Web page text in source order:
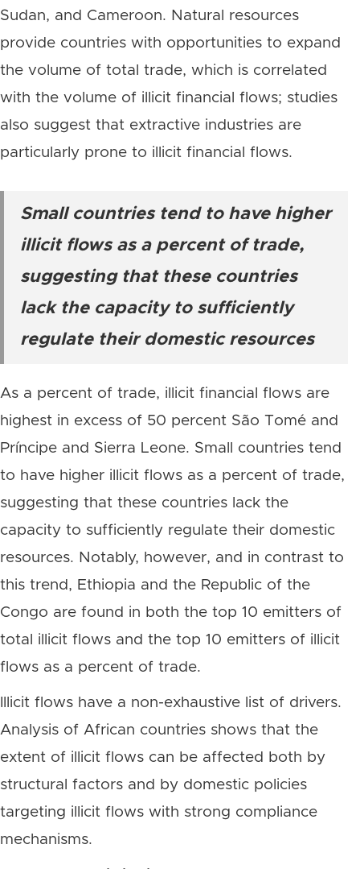
Sudan, and Cameroon. Natural resources
provide countries with opportunities to expand
the volume of total trade, which is correlated
with the volume of illicit financial flows; studies
also suggest that extractive industries are
particularly prone to illicit financial flows.
Small countries tend to have higher
illicit flows as a percent of trade,
suggesting that these countries
lack the capacity to sufficiently
regulate their domestic resources
As a percent of trade, illicit financial flows are
highest in excess of 50 percent São Tomé and
Príncipe and Sierra Leone. Small countries tend
to have higher illicit flows as a percent of trade,
suggesting that these countries lack the
capacity to sufficiently regulate their domestic
resources. Notably, however, and in contrast to
this trend, Ethiopia and the Republic of the
Congo are found in both the top 10 emitters of
total illicit flows and the top 10 emitters of illicit
flows as a percent of trade.
Illicit flows have a non-exhaustive list of drivers.
Analysis of African countries shows that the
extent of illicit flows can be affected both by
structural factors and by domestic policies
targeting illicit flows with strong compliance
mechanisms.